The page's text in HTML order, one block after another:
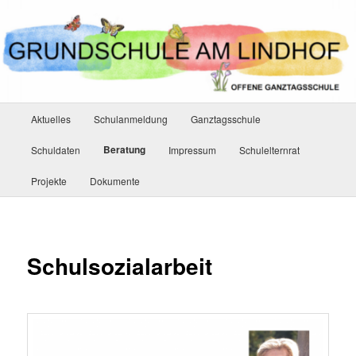
primären
Inhalt
springen
Aktuelles Schulanmeldung Ganztagsschule
Schuldaten Beratung Impressum Schulelternrat
Projekte Dokumente
Schulsozialarbeit